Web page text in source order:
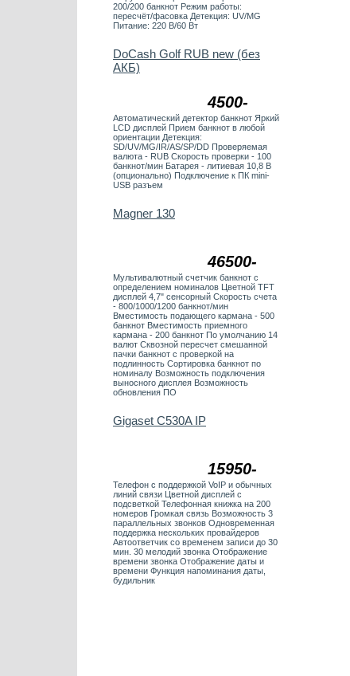
200/200 банкнот Режим работы:
пересчёт/фасовка Детекция: UV/MG
Питание: 220 В/60 Вт
4500-
DoCash Golf RUB new (без
АКБ)
Автоматический детектор банкнот Яркий
LCD дисплей Прием банкнот в любой
ориентации Детекция:
SD/UV/MG/IR/AS/SP/DD Проверяемая
валюта - RUB Скорость проверки - 100
банкнот/мин Батарея - литиевая 10,8 В
(опционально) Подключение к ПК mini-
USB разъем
46500-
Magner 130
Мультивалютный счетчик банкнот с
определением номиналов Цветной TFT
дисплей 4,7" сенсорный Скорость счета
- 800/1000/1200 банкнот/мин
Вместимость подающего кармана - 500
банкнот Вместимость приемного
кармана - 200 банкнот По умолчанию 14
валют Сквозной пересчет смешанной
пачки банкнот с проверкой на
подлинность Сортировка банкнот по
номиналу Возможность подключения
выносного дисплея Возможность
обновления ПО
15950-
Gigaset C530A IP
Телефон с поддержкой VoIP и обычных
линий связи Цветной дисплей с
подсветкой Телефонная книжка на 200
номеров Громкая связь Возможность 3
параллельных звонков Одновременная
поддержка нескольких провайдеров
Автоответчик со временем записи до 30
мин. 30 мелодий звонка Отображение
времени звонка Отображение даты и
времени Функция напоминания даты,
будильник